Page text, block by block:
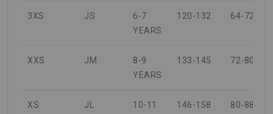
3XS JS
6-7
YEARS
120-132 64-72
XXS JM
8-9
YEARS
133-145 72-80
XS JL
10-11
146-158 80-88